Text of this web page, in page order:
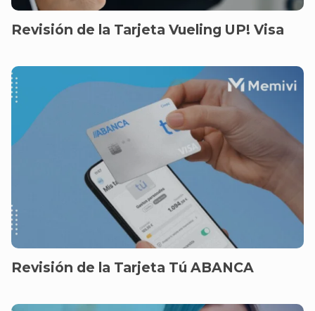
Revisión de la Tarjeta Vueling UP! Visa
Revisión de la Tarjeta Tú ABANCA